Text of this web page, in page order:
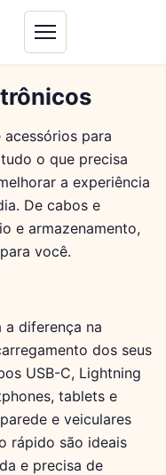
para
o que precisa
a experiência
De cabos e
e armazenamento,
você.
diferença na
dos seus
USB-C, Lightning
tablets e
e veiculares
rápido são ideais
e precisa de